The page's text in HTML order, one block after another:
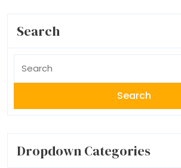
Search
for:
Dropdown Categories